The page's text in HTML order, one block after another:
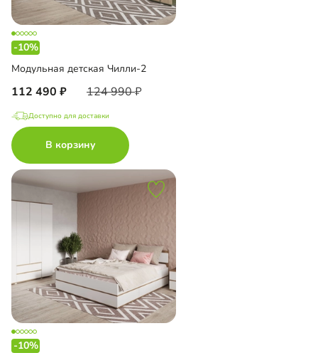
-10%
Модульная детская Чилли-2
112 490 124 990
Доступно для доставки
В корзину
-10%